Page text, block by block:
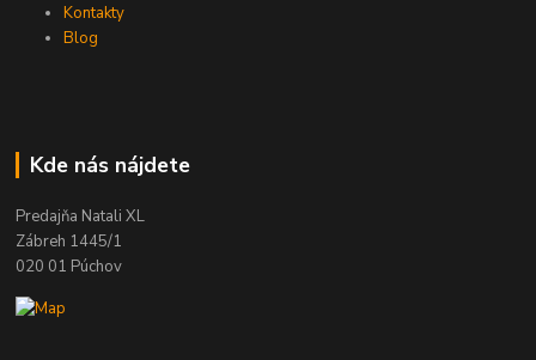
Kontakty
Blog
Kde nás nájdete
Predajňa Natali XL
Zábreh 1445/1
020 01 Púchov